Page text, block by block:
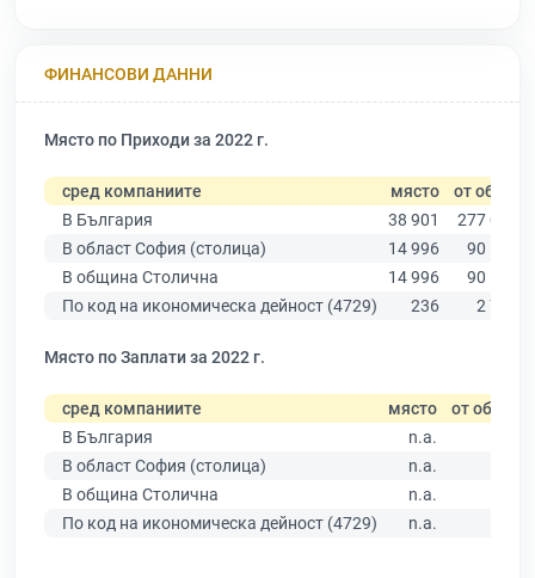
ФИНАНСОВИ ДАННИ
Място по Приходи за 2022 г.
сред компаниите място от общо
В България
38 901
277 019
В област София (столица)
14 996
90 178
В община Столична
14 996
90 178
По код на икономическа дейност (4729)
236 2 714
Място по Заплати за 2022 г.
сред компаниите място от общо
В България
n.a.
В област София (столица)
n.a.
В община Столична
n.a.
По код на икономическа дейност (4729)
n.a.